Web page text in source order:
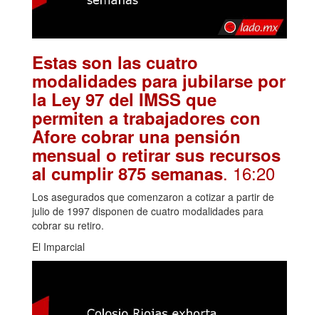
Estas son las cuatro
modalidades para jubilarse por
la Ley 97 del IMSS que
permiten a trabajadores con
Afore cobrar una pensión
mensual o retirar sus recursos
al cumplir 875 semanas. 16:20
Los asegurados que comenzaron a cotizar a partir de
julio de 1997 disponen de cuatro modalidades para
cobrar su retiro.
El Imparcial